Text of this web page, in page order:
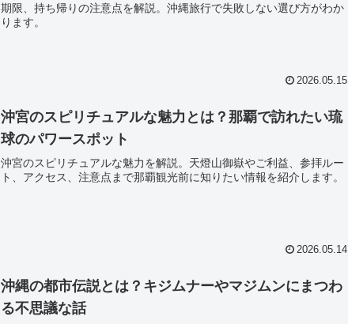
期限、持ち帰りの注意点を解説。沖縄旅行で失敗しない選び方がわか
ります。
2026.05.15
沖宮のスピリチュアルな魅力とは？那覇で訪れたい琉
球のパワースポット
沖宮のスピリチュアルな魅力を解説。天燈山御嶽やご利益、参拝ルー
ト、アクセス、注意点まで那覇観光前に知りたい情報を紹介します。
2026.05.14
沖縄の都市伝説とは？キジムナーやマジムンにまつわ
る不思議な話